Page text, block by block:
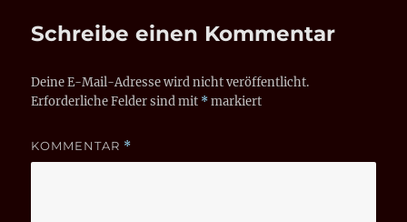
Schreibe einen Kommentar
Deine E-Mail-Adresse wird nicht veröffentlicht.
Erforderliche Felder sind mit *markiert
KOMMENTAR *